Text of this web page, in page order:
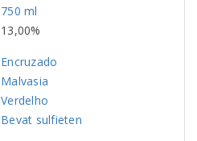
750 ml
13,00%
Encruzado
Malvasia
Verdelho
Bevat sulfieten